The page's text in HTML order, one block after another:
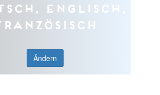
Englisch,
Ändern